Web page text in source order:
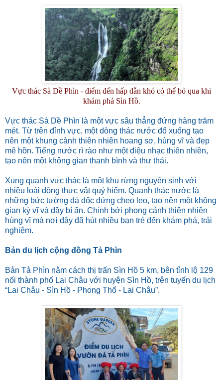
Vực thác Sà Dề Phìn - điểm đến hấp dẫn khó có thể bỏ qua khi
khám phá Sìn Hồ.
Vực thác Sà Dề Phìn là một vực sâu thẳng đứng hàng trăm
mét. Từ trên đỉnh vực, một dòng thác nước đổ xuống tạo
nên một khung cảnh thiên nhiên hoang sơ, hùng vĩ và đẹp
mê hồn. Tiếng nước rì rào như một điệu nhạc thiên nhiên,
tạo nên một không gian thanh bình và thư thái.
Xung quanh vực thác là một khu rừng nguyên sinh với
nhiều loài động thực vật quý hiếm. Quanh thác nước là
những bức tường đá dốc đứng cheo leo, tạo nên một không
gian kỳ vĩ và đầy bí ẩn. Chính bởi phong cảnh thiên nhiên
hùng vĩ mà nơi đây đã hút nhiều bạn trẻ đến khám phá, trải
nghiệm.
Bản du lịch cộng đồng Tả Phìn
Bản Tả Phìn nằm cách thị trấn Sìn Hồ 5 km, bên tỉnh lộ 129
nối thành phố Lai Châu với huyện Sìn Hồ, trên tuyến du lịch
“Lai Châu - Sìn Hồ - Phong Thổ - Lai Châu”.